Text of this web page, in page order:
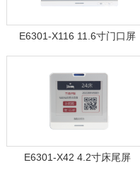
E6301-X116 11.6寸门口屏
E6301-X42 4.2寸床尾屏